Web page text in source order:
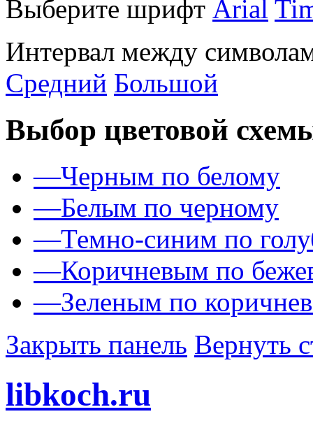
Выберите шрифт Arial
Интервал между
Средний Большой
Выбор цветовой
—Черным по белому
—Белым по черному
—Темно-синим по
—Коричневым по
—Зеленым по
Закрыть панель Вернуть
libkoch.ru